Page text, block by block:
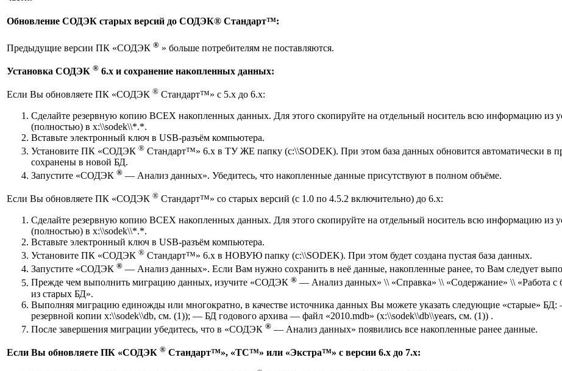
Обновление СОДЭК старых версий до СОДЭК® Стандарт™:
Предыдущие версии ПК «СОДЭК ® » больше потребителям не поставляются.
Установка СОДЭК ® 6.x и сохранение накопленных данных:
Если Вы обновляете ПК «СОДЭК ® Стандарт™» с 5.x до 6.x:
Сделайте резервную копию ВСЕХ накопленных данных. Для этого скопируйте на отдельный носитель всю информацию
(полностью) в x:\\sodek\\*.*.
Вставьте электронный ключ в USB-разъём компьютера.
Установите ПК «СОДЭК ® Стандарт™» 6.x в ТУ ЖЕ папку (c:\\SODEK). При этом база данных обновится автоматически в
сохранены в новой БД.
Запустите «СОДЭК ® — Анализ данных». Убедитесь, что накопленные данные присутствуют в полном объёме.
Если Вы обновляете ПК «СОДЭК ® Стандарт™» со старых версий (c 1.0 по 4.5.2 включительно) до 6.x:
Сделайте резервную копию ВСЕХ накопленных данных. Для этого скопируйте на отдельный носитель всю информацию
(полностью) в x:\\sodek\\*.*.
Вставьте электронный ключ в USB-разъём компьютера.
Установите ПК «СОДЭК ® Стандарт™» 6.x в НОВУЮ папку (c:\\SODEK). При этом будет создана пустая база данных.
Запустите «СОДЭК ® — Анализ данных». Если Вам нужно сохранить в неё данные, накопленные ранее, то Вам следует
Прежде чем выполнить миграцию данных, изучите «СОДЭК ® — Анализ данных» \\ «Справка» \\ «Содержание» \\ «Работа
из старых БД».
Выполняя миграцию единожды или многократно, в качестве источника данных Вы можете указать следующие «старые»
резервной копии x:\\sodek\\db, см. (1)); — БД годового архива — файл «2010.mdb» (x:\\sodek\\db\\years, см. (1)) .
После завершения миграции убедитесь, что в «СОДЭК ® — Анализ данных» появились все накопленные ранее данные.
Если Вы обновляете ПК «СОДЭК ® Стандарт™», «TC™» или «Экстра™» с версии 6.x до 7.x: